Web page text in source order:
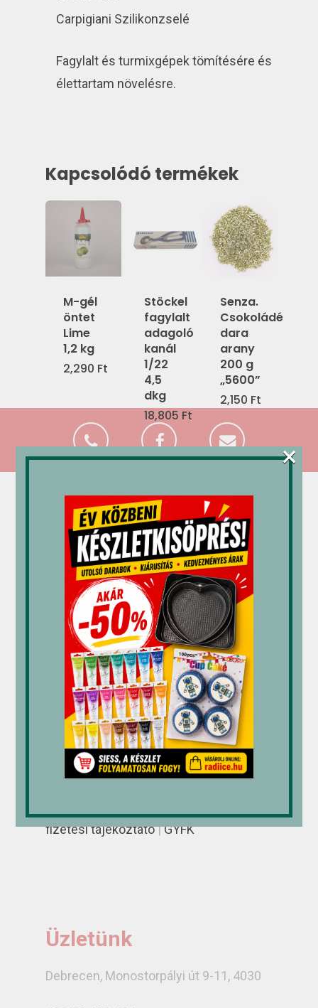
Carpigiani Szilikonzselé
Fagylalt és turmixgépek tömítésére és
élettartam növelésre.
Kapcsolódó termékek
M-gél
öntet
Lime
1,2 kg
2,290 Ft
Stöckel
fagylalt
adagoló
kanál
1/22
4,5
dkg
18,805 Ft
Senza.
Csokoládé
dara
arany
200 g
„5600”
2,150 Ft
RÁDI-ICE Kereskedelmi és Szolgáltató
Fagylalt, cukrászati és sütőipari
alapanyag nagykereskedés
fizetési tájékoztató|GYFK
Üzletünk
Debrecen, Monostorpályi út 9-11, 4030
×